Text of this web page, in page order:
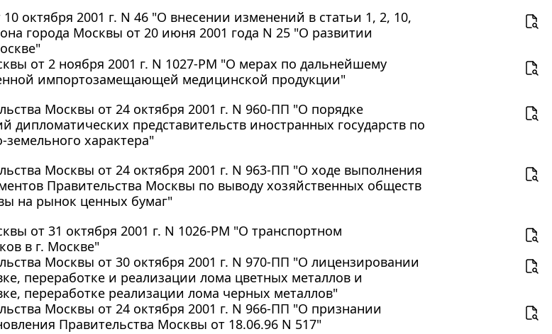
октября 2001 г. N 46 "О внесении изменений в статьи 1, 2, 10,
города Москвы от 20 июня 2001 года N 25 "О развитии
от 2 ноября 2001 г. N 1027-РМ "О мерах по дальнейшему
импортозамещающей медицинской продукции"
Москвы от 24 октября 2001 г. N 960-ПП "О порядке
дипломатических представительств иностранных государств по
характера"
Москвы от 24 октября 2001 г. N 963-ПП "О ходе выполнения
Правительства Москвы по выводу хозяйственных обществ
на рынок ценных бумаг"
от 31 октября 2001 г. N 1026-РМ "О транспортном
в г. Москве"
Москвы от 30 октября 2001 г. N 970-ПП "О лицензировании
переработке и реализации лома цветных металлов и
переработке реализации лома черных металлов"
Москвы от 24 октября 2001 г. N 966-ПП "О признании
Правительства Москвы от 18.06.96 N 517"